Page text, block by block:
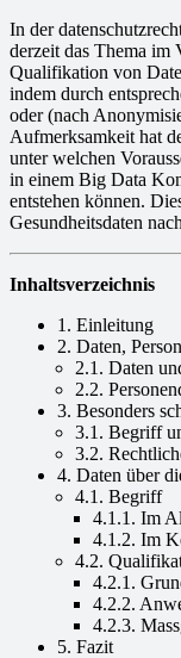
In der
derzeit das Thema im
Qualifikation von
indem durch
oder (nach
Aufmerksamkeit hat
unter welchen
in einem Big Data
entstehen können.
Gesundheitsdaten
Inhaltsverzeichnis
1. Einleitung
2. Daten,
2.1. Daten
2.2.
3. Besonders
3.1. Begriff
3.2.
4. Daten über
4.1. Begriff
4.1.1. Im
4.1.2. Im
4.2.
4.2.1.
4.2.2.
4.2.3.
5. Fazit